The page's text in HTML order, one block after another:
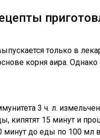
только в
корня аира.
3 ч. л.
кипятят 15 минут и
минут до еды по 100 мл